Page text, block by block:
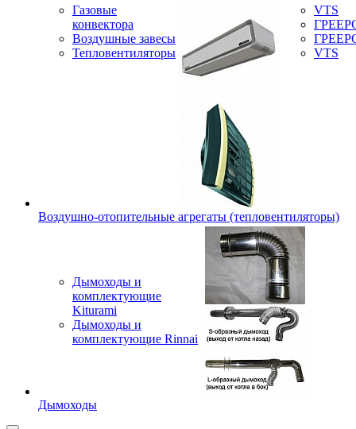
Газовые
конвектора
Воздушные завесы
Тепловентиляторы
VTS
VTS
Воздушно-отопительные агрегаты (тепловентиляторы)
Дымоходы и
комплектующие
Kiturami
Дымоходы и
комплектующие Rinnai
Дымоходы